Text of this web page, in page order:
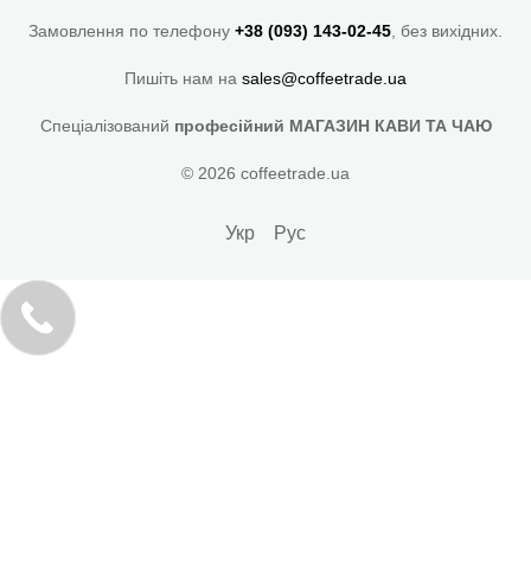
Замовлення по телефону +38 (093) 143-02-45, без вихідних.
Пишіть нам на sales@coffeetrade.ua
Спеціалізований професійний МАГАЗИН КАВИ ТА ЧАЮ
© 2026 coffeetrade.ua
Укр Рус